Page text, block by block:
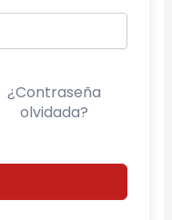
¿Contraseña
olvidada?